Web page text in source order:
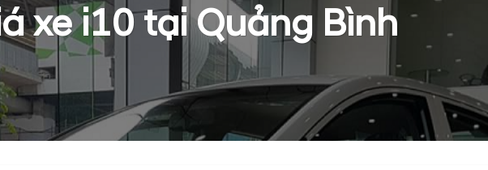
xe i10 tại Quảng Bình